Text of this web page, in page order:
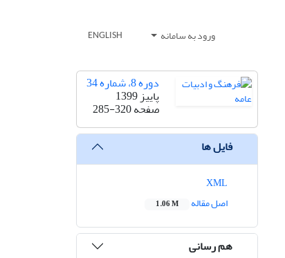
ورود به سامانه ENGLISH
دوره 8، شماره 34
پاییز 1399
صفحه285-320
فایل ها
اصل مقاله
1.06 M
هم رسانی